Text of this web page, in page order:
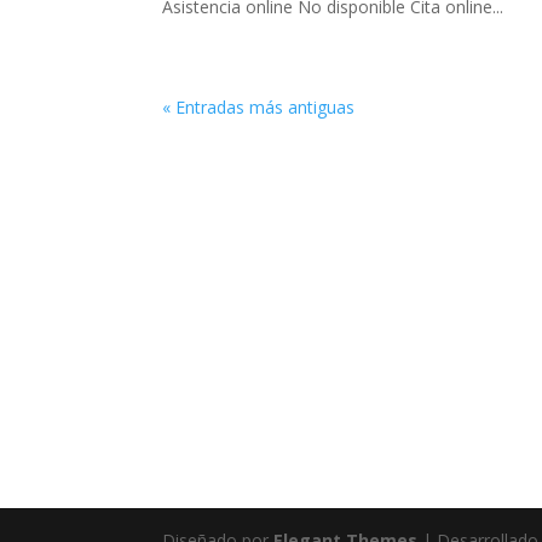
Asistencia online No disponible Cita online...
« Entradas más antiguas